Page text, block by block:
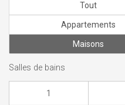
Tout
Appartements
Maisons
Salles de bains
1